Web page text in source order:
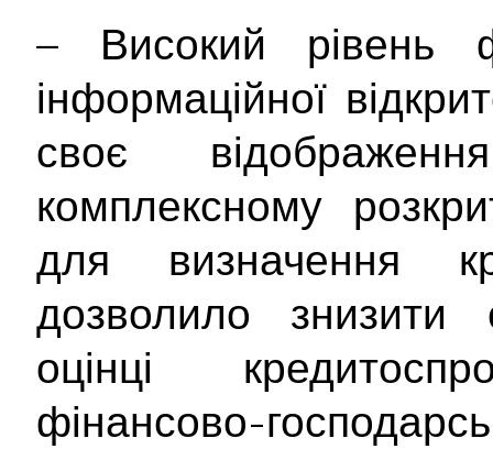
– Високий рівень
інформаційної
своє
комплексному
для визначення
дозволило знизити
оцінці
фінансово-